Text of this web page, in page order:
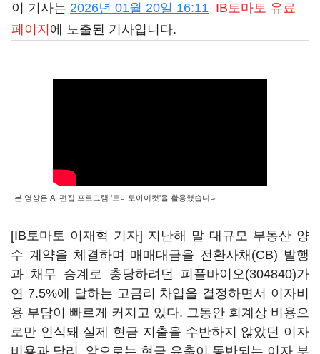
이 기사는 2026년 01월 20일 16:11 IB토마토 유료
페이지 에 노출된 기사입니다.
본 영상은 AI 편집 프로그램 '토마토아이컷'을 활용했습니다.
[IB토마토 이재혁 기자] 지난해 말 대규모 부동산 양
수 계약을 체결하며 매매대금을 전환사채(CB) 발행
과 채무 승계로 충당하려던 피플바이오(304840)가
연 7.5%에 달하는 고금리 차입을 결정하면서 이자비
용 부담이 빠르게 커지고 있다. 그동안 회계상 비용으
로만 인식돼 실제 현금 지출을 수반하지 않았던 이자
비용과 달리, 앞으로는 현금 유출이 동반되는 이자 부